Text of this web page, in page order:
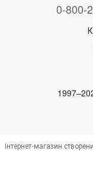
0-800-
Інтернет-магазин